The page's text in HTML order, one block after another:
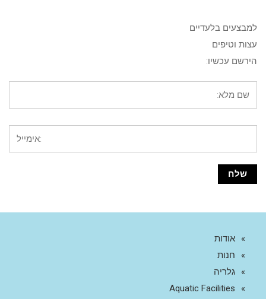
למבצעים בלעדיים
עצות וטיפים
הירשם עכשיו:
אודות
חנות
גלריה
Aquatic Facilities